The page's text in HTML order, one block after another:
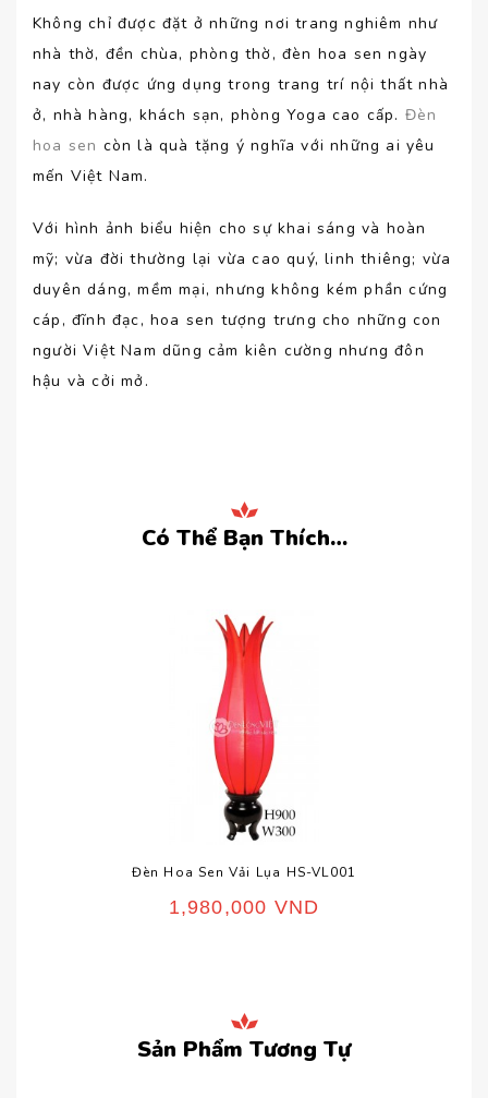
Không chỉ được đặt ở những nơi trang nghiêm như
nhà thờ, đền chùa, phòng thờ, đèn hoa sen ngày
nay còn được ứng dụng trong trang trí nội thất nhà
ở, nhà hàng, khách sạn, phòng Yoga cao cấp. Đèn
hoa sen còn là quà tặng ý nghĩa với những ai yêu
mến Việt Nam.
Với hình ảnh biểu hiện cho sự khai sáng và hoàn
mỹ; vừa đời thường lại vừa cao quý, linh thiêng; vừa
duyên dáng, mềm mại, nhưng không kém phần cứng
cáp, đĩnh đạc, hoa sen tượng trưng cho những con
người Việt Nam dũng cảm kiên cường nhưng đôn
hậu và cởi mở.
Có Thể Bạn Thích…
Đèn Hoa Sen Vải Lụa HS-VL001
1,980,000 VND
Sản Phẩm Tương Tự